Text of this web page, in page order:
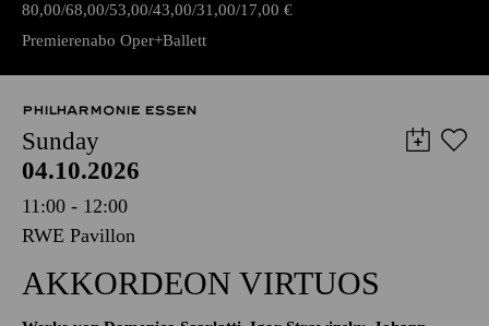
80,00 68,00 53,00 43,00 31,00 17,00 €
Premierenabo Oper+Ballett
PHILHARMONIE ESSEN
Sunday
04.10.2026
11:00 - 12:00
RWE Pavillon
AKKORDEON VIRTUOS